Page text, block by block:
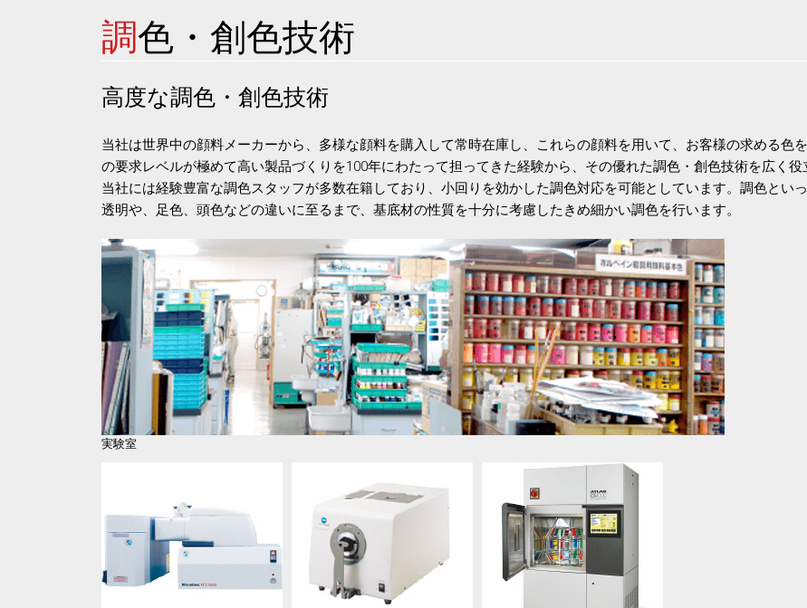
調色・創色技術
高度な調色・創色技術
当社は世界中の顔料メーカーから、多様な顔料を購入して常時在庫し、これらの顔料を用いて、お客様の求める色
の要求レベルが極めて高い製品づくりを100年にわたって担ってきた経験から、その優れた調色・創色技術を広く役
当社には経験豊富な調色スタッフが多数在籍しており、小回りを効かした調色対応を可能としています。調色とい
透明や、足色、頭色などの違いに至るまで、基底材の性質を十分に考慮したきめ細かい調色を行います。
実験室